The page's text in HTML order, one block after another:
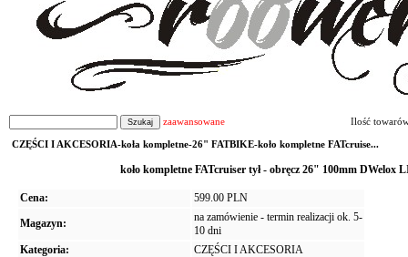
zaawansowane Ilość
CZĘŚCI I AKCESORIA-koła kompletne-26" FATBIKE-koło kompletne FATcruise...
koło kompletne FATcruiser tył - obręcz 26" 100mm
Cena:
599.00 PLN
Magazyn:
na zamówienie - termin realizacji ok. 5-
10 dni
Kategoria:
CZĘŚCI I AKCESORIA